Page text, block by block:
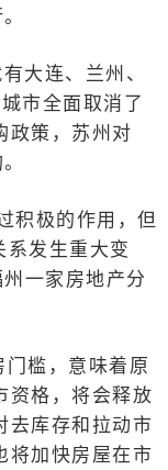
大连、兰州、
市全面取消了
政策，苏州对
积极的作用，但
系发生重大变
一家房地产分
槛，意味着原
资格，将会释放
去库存和拉动市
将加快房屋在市